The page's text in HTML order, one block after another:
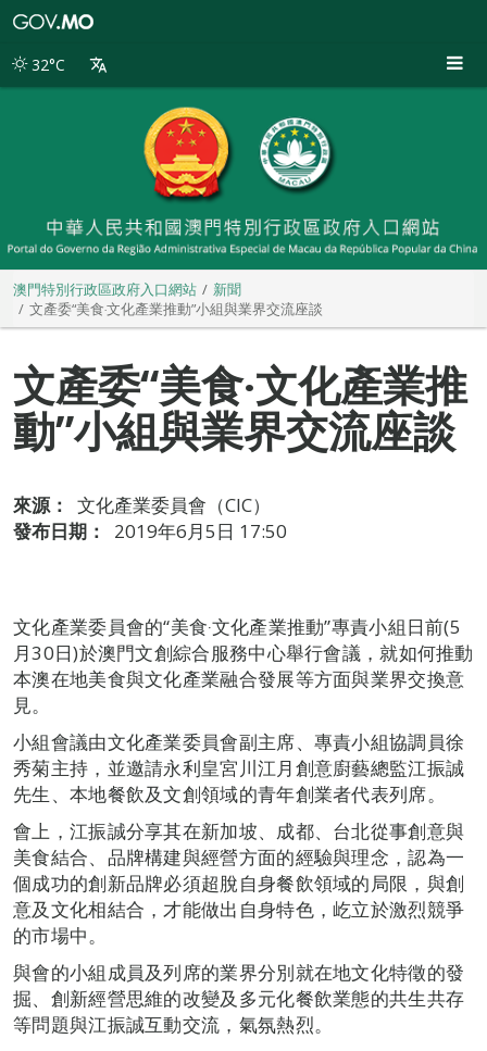
別
32°C
澳門特別行政區政府入口網站
新聞
文產委“美食‧文化產業推動”小組與業界交流座談
文產委“美食‧文化產業推
動”小組與業界交流座談
來源：
文化產業委員會（CIC）
發布日期：
2019年6月5日 17:50
文化產業委員會的“美食‧文化產業推動”專責小組日前(5
月30日)於澳門文創綜合服務中心舉行會議，就如何推動
本澳在地美食與文化產業融合發展等方面與業界交換意
見。
小組會議由文化產業委員會副主席、專責小組協調員徐
秀菊主持，並邀請永利皇宮川江月創意廚藝總監江振誠
先生、本地餐飲及文創領域的青年創業者代表列席。
會上，江振誠分享其在新加坡、成都、台北從事創意與
美食結合、品牌構建與經營方面的經驗與理念，認為一
個成功的創新品牌必須超脫自身餐飲領域的局限，與創
意及文化相結合，才能做出自身特色，屹立於激烈競爭
的市場中。
與會的小組成員及列席的業界分別就在地文化特徵的發
掘、創新經營思維的改變及多元化餐飲業態的共生共存
等問題與江振誠互動交流，氣氛熱烈。